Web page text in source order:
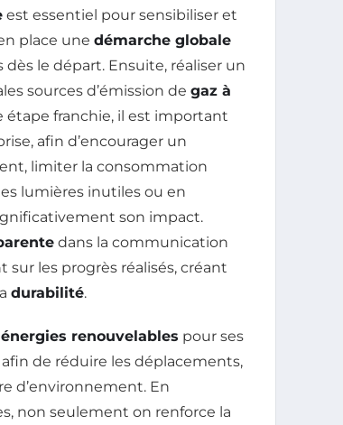
est essentiel pour sensibiliser et
place une démarche globale
le départ. Ensuite, réaliser un
sources d’émission de gaz à
étape franchie, il est important
afin d’encourager un
limiter la consommation
lumières inutiles ou en
son impact.
dans la communication
les progrès réalisés, créant
durabilité.
énergies renouvelables pour ses
de réduire les déplacements,
d’environnement. En
non seulement on renforce la